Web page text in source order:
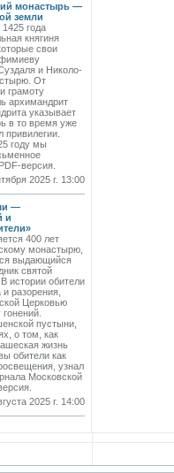
монастырь —
земли
года
княгиня
свои
и Николо-
От
грамоту
архимандрит
указывает
в то время уже
году мы
версия.
2025 г. 13:00
—
и
400 лет
монастырю,
выдающийся
святой
истории обители
разорения,
Церковью
пустыни,
о том, как
жизнь
обители как
узнал
Московской
2025 г. 14:00